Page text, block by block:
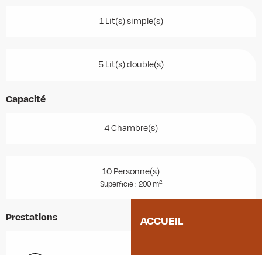
ACCUEIL
1 Lit(s) simple(s)
5 Lit(s) double(s)
Capacité
4 Chambre(s)
10 Personne(s)
Superficie : 200 m2
Prestations